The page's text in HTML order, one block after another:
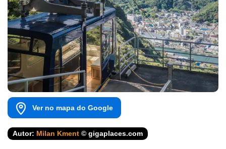
Ver no mapa do Google
Autor: Milan Kment © gigaplaces.com